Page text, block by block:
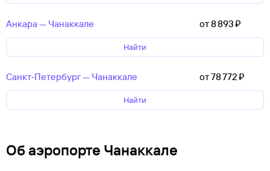
Анкара — Чанаккале от 8 ⁠893 ⁠₽
Найти
Санкт‑Петербург — Чанаккале от 78 ⁠772 ⁠₽
Найти
Об аэропорте Чанаккале